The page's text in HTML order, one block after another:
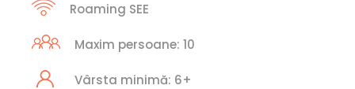
Roaming SEE
Maxim persoane: 10
Vârsta minimă: 6+